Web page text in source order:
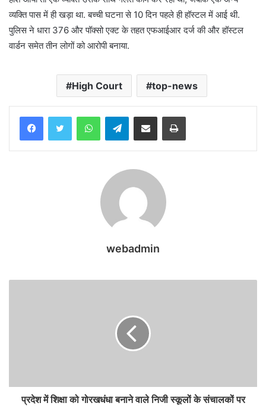
व्यक्ति पास में ही खड़ा था. बच्ची घटना से 10 दिन पहले ही हॉस्टल में आई थी.
पुलिस ने धारा 376 और पॉक्सो एक्ट के तहत एफआईआर दर्ज की और हॉस्टल
वार्डन समेत तीन लोगों को आरोपी बनाया.
High Court top-news
WhatsAppTelegramShare via Email Print
webadmin
प्रदेश में शिक्षा को गोरखधंधा बनाने वाले निजी स्कूलों के संचालकों पर